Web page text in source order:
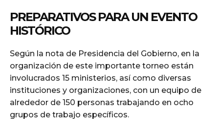
PREPARATIVOS PARA UN EVENTO
HISTÓRICO
Según la nota de Presidencia del Gobierno, en la
organización de este importante torneo están
involucrados 15 ministerios, así como diversas
instituciones y organizaciones, con un equipo de
alrededor de 150 personas trabajando en ocho
grupos de trabajo específicos.